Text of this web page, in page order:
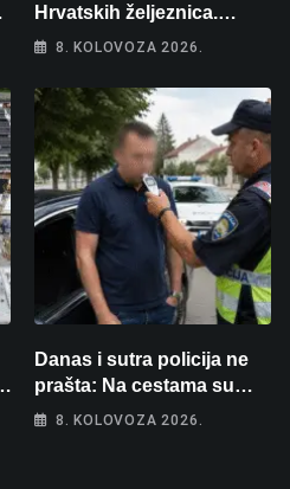
Hrvatskih željeznica.
Šestero osoba teško
intenzivnoj
8. KOLOVOZA 2026.
Danas i sutra policija ne
prašta: Na cestama su
posebno na meti ovi
8. KOLOVOZA 2026.